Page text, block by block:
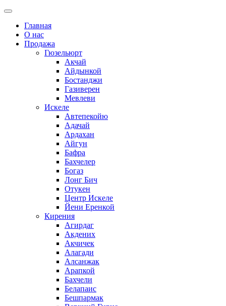
Главная
О нас
Продажа
Гюзельюрт
Акчай
Айдынкой
Бостанджи
Газиверен
Мевлеви
Искеле
Автепекойю
Адачай
Ардахан
Айгун
Бафра
Бахчелер
Богаз
Лонг Бич
Отукен
Центр Искеле
Йени Еренкой
Кирения
Агирдаг
Акдених
Акчичек
Алагади
Алсанжак
Арапкой
Бахчели
Белапаис
Бешпармак